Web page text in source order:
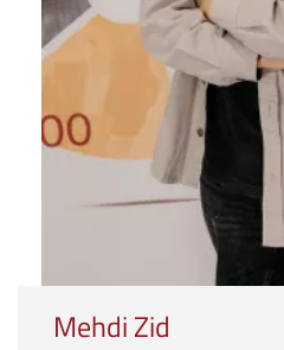
Mehdi Zid